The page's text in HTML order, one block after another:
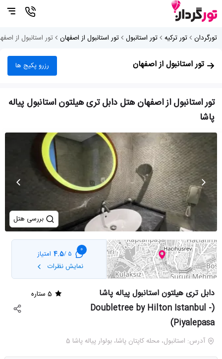
تورگردان تور ترکیه تور استانبول تور استانبول از اصفهان تور استانبول از
تور استانبول از اصفهان رزرو پکیج ها
تور استانبول از اصفهان هتل دابل تری هیلتون استانبول پیاله
پاشا
بررسی هتل
0
5 /
4.5 امتیاز
نمایش نظرات
دابل تری هیلتون استانبول پیاله پاشا
(Doubletree by Hilton Istanbul -
Piyalepasa)
5 ستاره
آدرس: استانبول، محله کاپتان پاشا، بولوار پیاله پاشا 5